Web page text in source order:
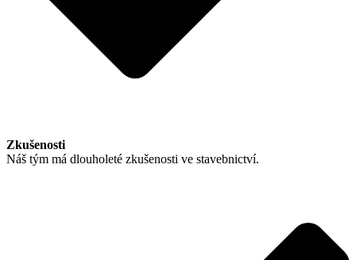
Zkušenosti
Náš tým má dlouholeté zkušenosti ve stavebnictví.